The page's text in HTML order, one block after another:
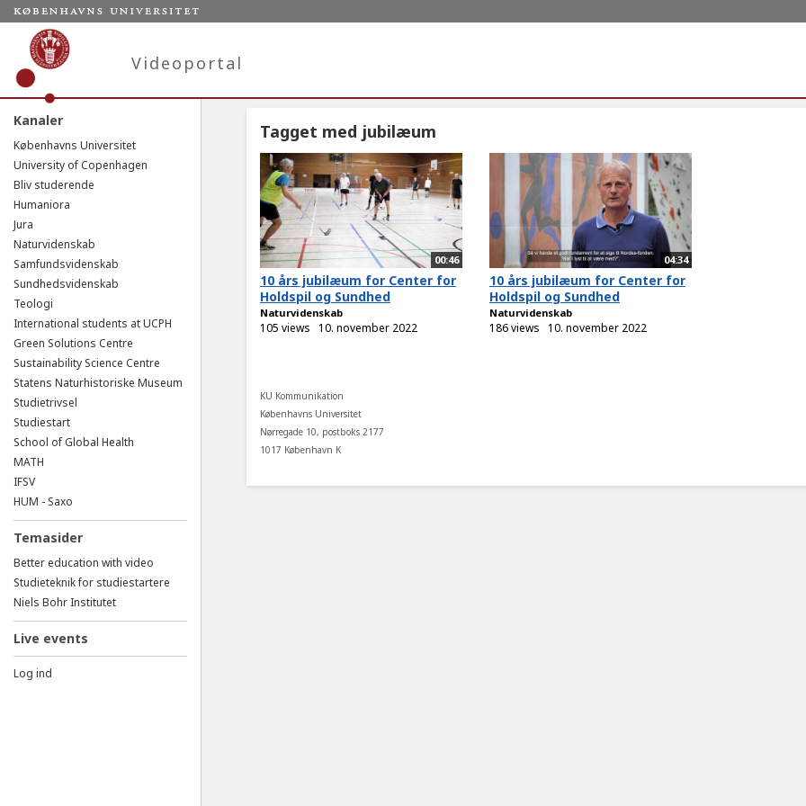
Videoportal
Kanaler
Københavns Universitet
University of Copenhagen
Bliv studerende
Humaniora
Jura
Naturvidenskab
Samfundsvidenskab
Sundhedsvidenskab
Teologi
International students at UCPH
Green Solutions Centre
Sustainability Science Centre
Statens Naturhistoriske Museum
Studietrivsel
Studiestart
School of Global Health
MATH
IFSV
HUM - Saxo
Temasider
Better education with video
Studieteknik for studiestartere
Niels Bohr Institutet
Live events
Log ind
Tagget med jubilæum
00:46
10 års jubilæum for Center for
Holdspil og Sundhed
Naturvidenskab
105 views 10. november 2022
04:34
10 års jubilæum for Center for
Holdspil og Sundhed
Naturvidenskab
186 views 10. november 2022
KU Kommunikation
Københavns Universitet
Nørregade 10, postboks 2177
1017 København K